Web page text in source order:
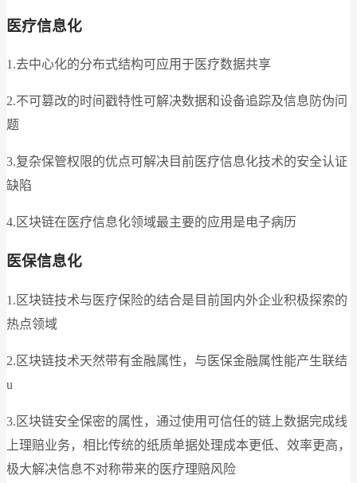
医疗信息化
1.去中心化的分布式结构可应用于医疗数据共享
2.不可篡改的时间戳特性可解决数据和设备追踪及信息防伪问
题
3.复杂保管权限的优点可解决目前医疗信息化技术的安全认证
缺陷
4.区块链在医疗信息化领域最主要的应用是电子病历
医保信息化
1.区块链技术与医疗保险的结合是目前国内外企业积极探索的
热点领域
2.区块链技术天然带有金融属性，与医保金融属性能产生联结
u
3.区块链安全保密的属性，通过使用可信任的链上数据完成线
上理赔业务，相比传统的纸质单据处理成本更低、效率更高，
极大解决信息不对称带来的医疗理赔风险